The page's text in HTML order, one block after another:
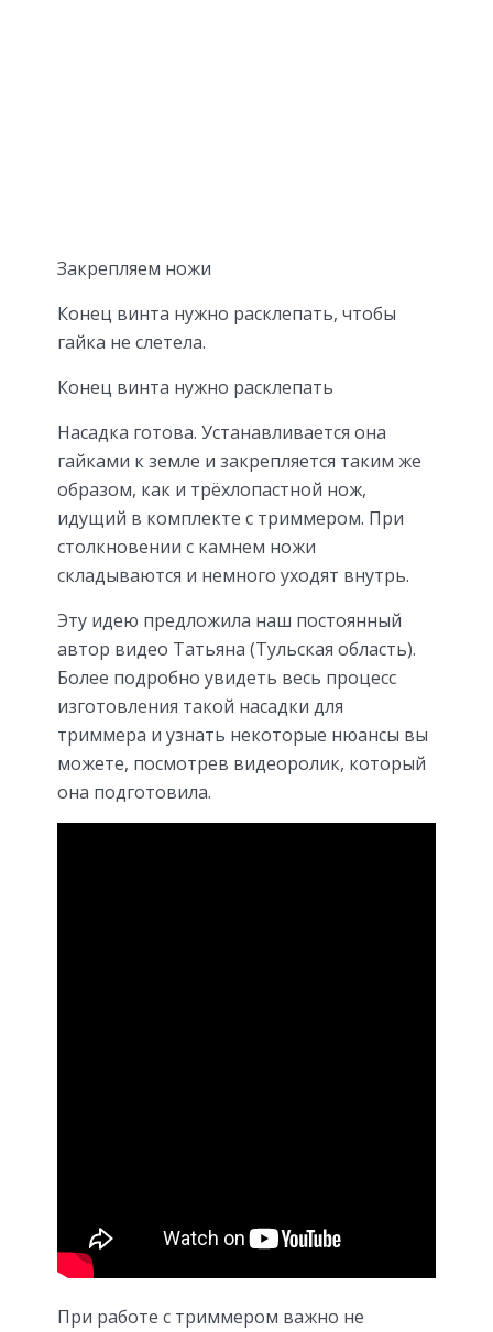
Закрепляем ножи
Конец винта нужно расклепать, чтобы
гайка не слетела.
Конец винта нужно расклепать
Насадка готова. Устанавливается она
гайками к земле и закрепляется таким же
образом, как и трёхлопастной нож,
идущий в комплекте с триммером. При
столкновении с камнем ножи
складываются и немного уходят внутрь.
Эту идею предложила наш постоянный
автор видео Татьяна (Тульская область).
Более подробно увидеть весь процесс
изготовления такой насадки для
триммера и узнать некоторые нюансы вы
можете, посмотрев видеоролик, который
она подготовила.
При работе с триммером важно не